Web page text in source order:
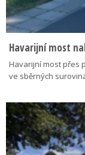
Havarijní most
Havarijní most přes
ve sběrných